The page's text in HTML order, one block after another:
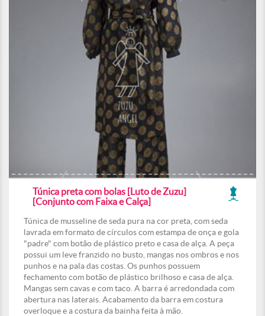
Túnica preta com bolas [Luto de Zuzu]
[Conjunto com Faixa e Calça]
Túnica de musseline de seda pura na cor preta, com seda
lavrada em formato de círculos com estampa de onça e gola
"padre" com botão de plástico preto e casa de alça. A peça
possui um leve franzido no busto, mangas nos ombros e nos
punhos e na pala das costas. Os punhos possuem
fechamento com botão de plástico brilhoso e casa de alça.
Mangas sem cavas e com taco. A barra é arredondada com
abertura nas laterais. Acabamento da barra em costura
overloque e a costura da bainha feita à mão.